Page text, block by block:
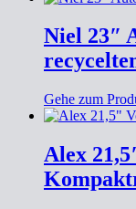
Niel 23″
Gehe zum
Alex